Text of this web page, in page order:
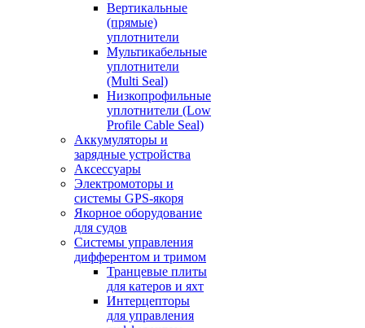
Вертикальные
(прямые)
уплотнители
Мультикабельные
уплотнители
(Multi Seal)
Низкопрофильные
уплотнители (Low
Profile Cable Seal)
Аккумуляторы и
зарядные устройства
Аксессуары
Электромоторы и
системы GPS-якоря
Якорное оборудование
для судов
Системы управления
дифферентом и тримом
Транцевые плиты
для катеров и яхт
Интерцепторы
для управления